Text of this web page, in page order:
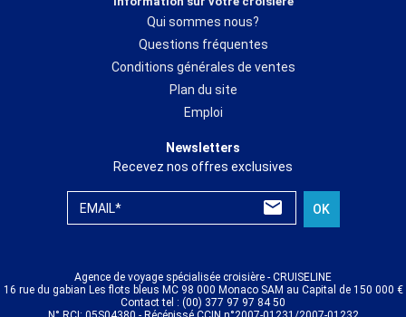
Qui sommes nous?
Questions fréquentes
Conditions générales de ventes
Plan du site
Emploi
Newsletters
Recevez nos offres exclusives
EMAIL* OK
Agence de voyage spécialisée croisière - CRUISELINE
16 rue du gabian Les flots bleus MC 98 000 Monaco SAM au Capital de 150 000 €
Contact tel : (00) 377 97 97 84 50